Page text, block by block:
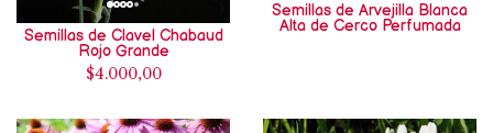
Semillas de Clavel Chabaud
Rojo Grande
$4.000,00
Semillas de Arvejilla Blanca
Alta de Cerco Perfumada